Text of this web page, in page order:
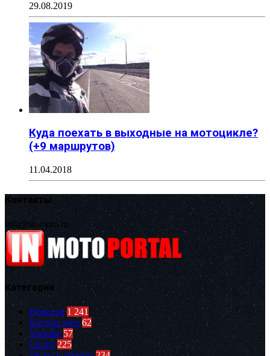
29.08.2019
Куда поехать в выходные на мотоцикле?
(+9 маршрутов)
11.04.2018
Контакты
info@in-moto.ru
Категории
Новости 1 241
Кастом зона 62
Youtube 57
Спорт 225